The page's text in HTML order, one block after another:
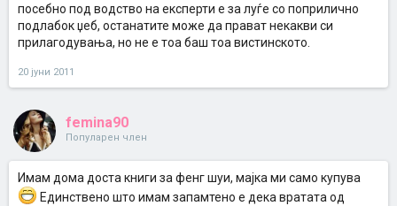
посебно под водство на експерти е за луѓе со поприлично
подлабок џеб, останатите може да прават некакви си
прилагодувања, но не е тоа баш тоа вистинското.
20 јуни 2011
femina90
Популарен член
Имам дома доста книги за фенг шуи, мајка ми само купува
Единствено што имам запамтено е дека вратата од